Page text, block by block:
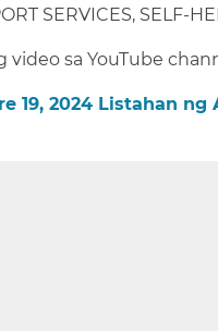
SERVICES, SELF-
video sa YouTube
19, 2024 Listahan ng